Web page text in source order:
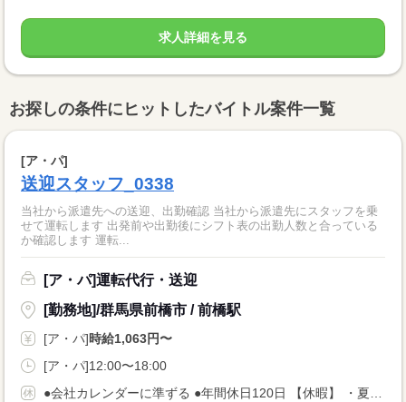
求人詳細を見る
お探しの条件にヒットしたバイトル案件一覧
[ア・パ]
送迎スタッフ_0338
当社から派遣先への送迎、出勤確認 当社から派遣先にスタッフを乗
せて運転します 出発前や出勤後にシフト表の出勤人数と合っている
か確認します 運転...
[ア・パ]運転代行・送迎
[勤務地]/群馬県前橋市 / 前橋駅
[ア・パ]時給1,063円〜
[ア・パ]12:00〜18:00
●会社カレンダーに準ずる ●年間休日120日 【休暇】 ・夏季休暇 ・年末年始休暇 ・GW休暇